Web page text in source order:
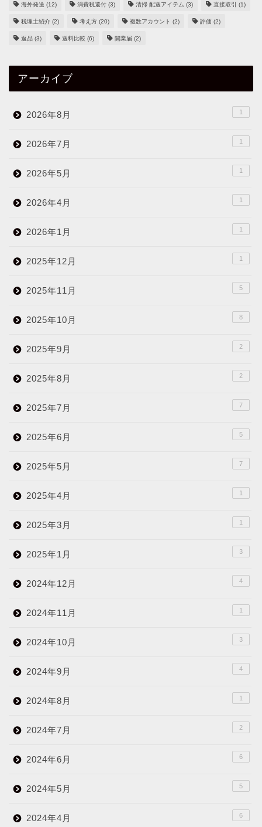
海外発送 (12) 消費税還付 (3) 清掃 配送アイテム (3) 直接取引 (1)
税理士紹介 (2) 考え方 (20) 複数アカウント (2) 評価 (2)
返品 (3) 送料比較 (6) 開業届 (2)
アーカイブ
2026年8月 1
2026年7月 1
2026年5月 1
2026年4月 1
2026年1月 1
2025年12月 1
2025年11月 5
2025年10月 8
2025年9月 2
2025年8月 2
2025年7月 7
2025年6月 5
2025年5月 7
2025年4月 1
2025年3月 1
2025年1月 3
2024年12月 4
2024年11月 1
2024年10月 3
2024年9月 4
2024年8月 1
2024年7月 2
2024年6月 6
2024年5月 5
2024年4月 6